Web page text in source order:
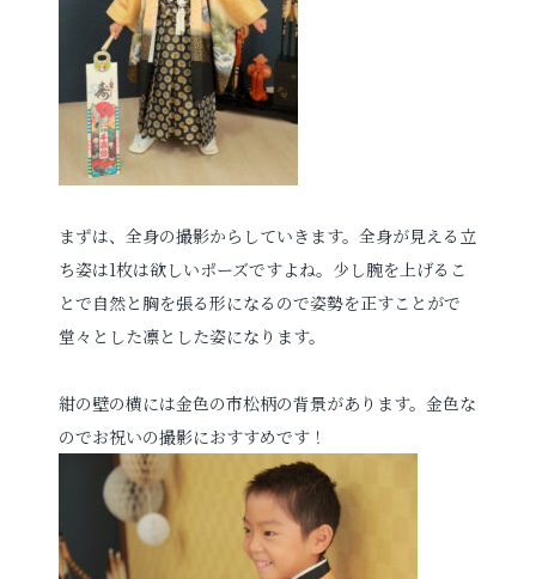
まずは、全身の撮影からしていきます。全身が見える立
ち姿は1枚は欲しいポーズですよね。少し腕を上げるこ
とで自然と 胸を張る形になるので姿勢を正すことがで
堂々とした凛とした姿になります。
紺の壁の横には金色の市松柄の背景があります。金色な
のでお祝いの撮影におすすめです！